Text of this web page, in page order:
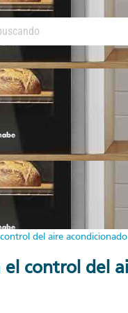
del aire acondicionado